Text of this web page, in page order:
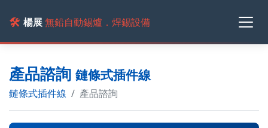
🛠️ 楊展無鉛自動錫爐．焊錫設備
產品諮詢 鏈條式插件線
鏈條式插件線 產品諮詢